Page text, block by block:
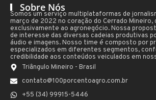
Sobre Nós
Somos um serviço multiplataformas de
março de 2022 no coração do Cerrado Mineiro,
exclusivamente ao agronegócio. Nossa
de interesse das diversas cadeias produtivas
áudio e imagens. Nosso time é composto por
especializados em diferentes segmentos,
credibilidade aos conteúdos veiculados em
Triângulo Mineiro - Brasil
contato@100porcentoagro.com.br
+55 (34) 99915-5446